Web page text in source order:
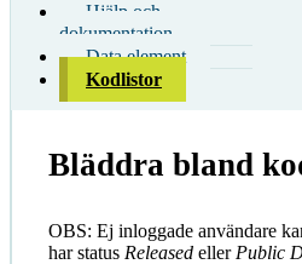
Hjälp och
dokumentation
Data element
Kodlistor
Bläddra bland
OBS: Ej inloggade användare
har status Released eller Public